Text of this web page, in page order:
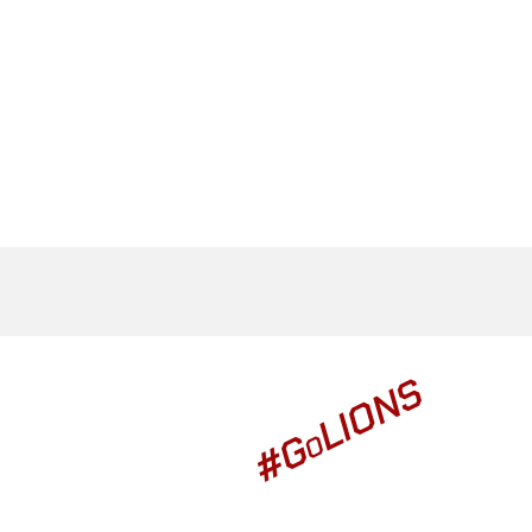
#GO
LIONS